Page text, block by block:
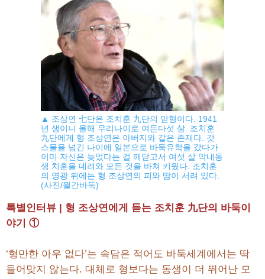
▲ 조상연 七단은 조치훈 九단의 맏형이다. 1941
년 생이니 올해 우리나이로 여든다섯 살. 조치훈
九단에게 형 조상연은 아버지와 같은 존재다. 갓
스물을 넘긴 나이에 일본으로 바둑유학을 갔다가
이미 자신은 늦었다는 걸 깨닫고서 여섯 살 막내동
생 치훈을 데려와 모든 것을 바쳐 키웠다. 조치훈
의 영광 뒤에는 형 조상연의 피와 땀이 서려 있다.
(사진/월간바둑)
특별인터뷰 | 형 조상연에게 듣는 조치훈 九단의 바둑이
야기 ①
‘형만한 아우 없다’는 속담은 적어도 바둑세계에서는 딱
들어맞지 않는다. 대체로 형보다는 동생이 더 뛰어난 모